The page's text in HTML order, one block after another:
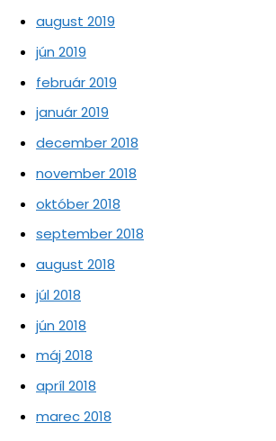
august 2019
jún 2019
február 2019
január 2019
december 2018
november 2018
október 2018
september 2018
august 2018
júl 2018
jún 2018
máj 2018
apríl 2018
marec 2018